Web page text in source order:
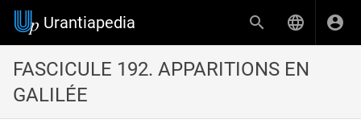
Urantiapedia
FASCICULE 192. APPARITIONS EN
GALILÉE